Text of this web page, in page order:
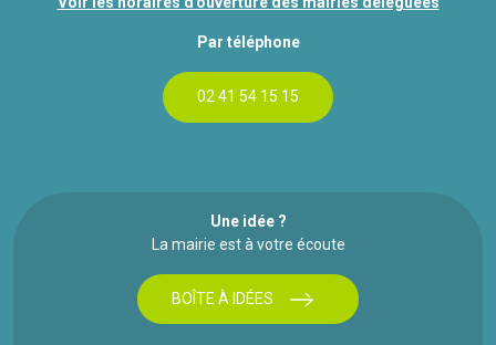
Par téléphone
02 41 54 15 15
Une idée ?
La mairie est à votre écoute
BOÎTE À IDÉES